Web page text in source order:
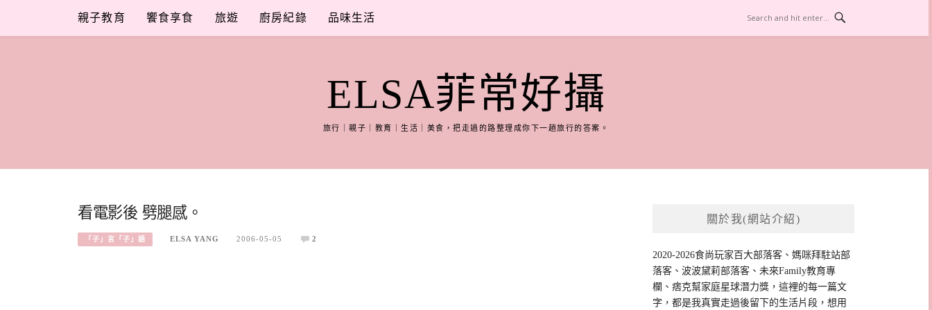
content
親子教育 饗食享食 旅遊 廚房紀錄 品味生活
ELSA菲常好攝
旅行｜親子｜教育｜生活｜美食，把走過的路整理成你下一趟旅行的答案。
看電影後 劈腿感。
「子」言「子」語 ELSA YANG 2006-05-05 2
關於我(網站介紹)
2020-2026食尚玩家百大部落客、媽咪拜駐站部
落客、波波黛莉部落客、未來Family教育專
欄、痞克幫家庭星球潛力獎，這裡的每一篇文
字，都是我真實走過後留下的生活片段，想用